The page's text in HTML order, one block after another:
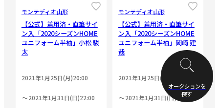
モンテディオ山形
【公式】着用済・直筆サイ
ン入「2020シーズンHOME
ユニフォーム半袖」小松 駿
太
2021年1月25日(月)20:00
2021年1月31日(日)22:00
モンテディオ山形
【公式】着用済・直筆サイ
ン入「2020シーズンHOME
ユニフォーム半袖」岡﨑 建
哉
2021年1月25日(月)20:00
2021年1月31日(日)22:00
オークションを
探す